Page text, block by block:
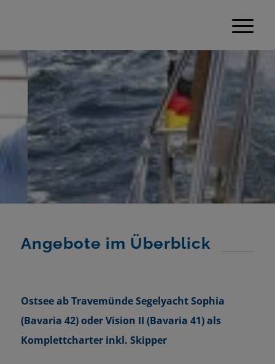
Angebote im Überblick
Ostsee ab Travemünde Segelyacht Sophia
(Bavaria 42) oder Vision II (Bavaria 41) als
Komplettcharter inkl. Skipper